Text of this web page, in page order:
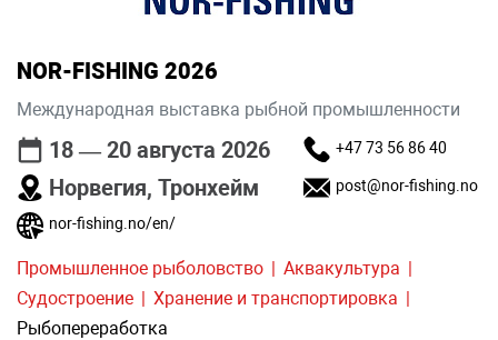
NOR-FISHING 2026
Международная выставка рыбной промышленности
18 — 20 августа 2026
Норвегия, Тронхейм
+47 73 56 86 40
post@nor-fishing.no
nor-fishing.no/en/
Промышленное рыболовство
Аквакультура
Судостроение
Хранение и транспортировка
Рыбопереработка